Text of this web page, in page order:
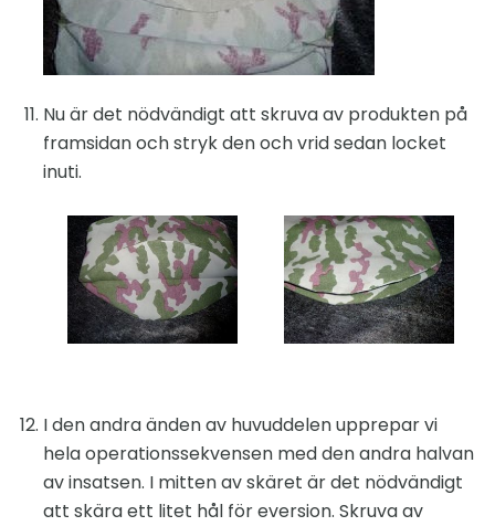
Nu är det nödvändigt att skruva av produkten på
framsidan och stryk den och vrid sedan locket
inuti.
I den andra änden av huvuddelen upprepar vi
hela operationssekvensen med den andra halvan
av insatsen. I mitten av skäret är det nödvändigt
att skära ett litet hål för eversion. Skruva av